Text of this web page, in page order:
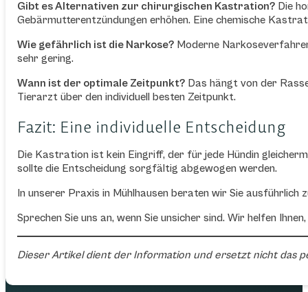
Gibt es Alternativen zur chirurgischen Kastration? Die
Gebärmutterentzündungen erhöhen. Eine chemische
Wie gefährlich ist die Narkose? Moderne
sehr gering.
Wann ist der optimale Zeitpunkt? Das hängt von der
Tierarzt über den individuell besten Zeitpunkt.
Fazit: Eine individuelle Entscheidung
Die Kastration ist kein Eingriff, der für jede Hündin
sollte die Entscheidung sorgfältig abgewogen werden.
In unserer Praxis in Mühlhausen beraten wir Sie
Sprechen Sie uns an, wenn Sie unsicher sind. Wir helfen
Dieser Artikel dient der Information und ersetzt nicht das